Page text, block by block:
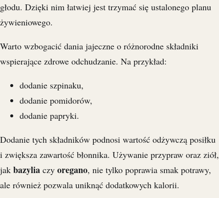
głodu. Dzięki nim łatwiej jest trzymać się ustalonego planu
żywieniowego.
Warto wzbogacić dania jajeczne o różnorodne składniki
wspierające zdrowe odchudzanie. Na przykład:
dodanie szpinaku,
dodanie pomidorów,
dodanie papryki.
Dodanie tych składników podnosi wartość odżywczą posiłku
i zwiększa zawartość błonnika. Używanie przypraw oraz ziół,
jak bazylia czy oregano, nie tylko poprawia smak potrawy,
ale również pozwala uniknąć dodatkowych kalorii.